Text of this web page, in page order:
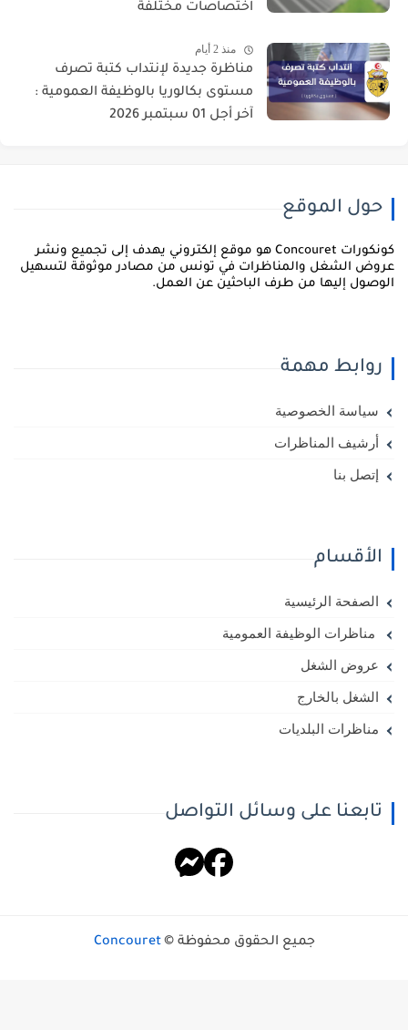
اختصاصات مختلفة
منذ 2 أيام
مناظرة جديدة لإنتداب كتبة تصرف
مستوى بكالوريا بالوظيفة العمومية :
آخر أجل 01 سبتمبر 2026
حول الموقع
كونكورات Concouret هو موقع إلكتروني يهدف إلى تجميع ونشر
الشغل والمناظرات في تونس من مصادر موثوقة لتسهيل
إليها من طرف الباحثين عن العمل.
روابط مهمة
سياسة الخصوصية
أرشيف المناظرات
إتصل بنا
الأقسام
الصفحة الرئيسية
مناظرات الوظيفة العمومية
عروض الشغل
الشغل بالخارج
مناظرات البلديات
تابعنا على وسائل التواصل
جميع الحقوق محفوظة © Concouret